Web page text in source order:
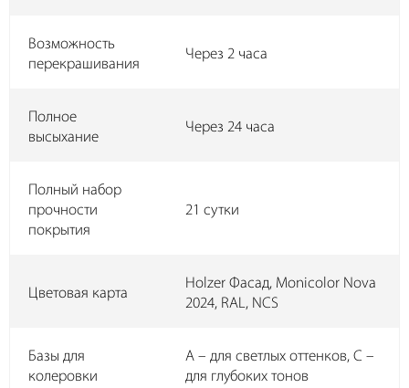
Возможность
перекрашивания
Через 2 часа
Полное
высыхание
Через 24 часа
Полный набор
прочности
покрытия
21 сутки
Цветовая карта
Holzer Фасад, Monicolor Nova
2024, RAL, NCS
Базы для
колеровки
А – для светлых оттенков, C –
для глубоких тонов